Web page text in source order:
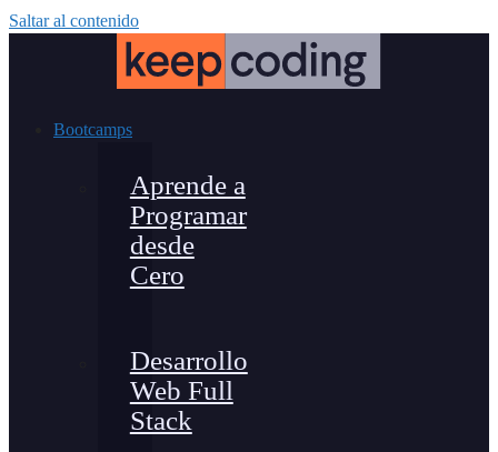
Saltar al contenido
Bootcamps
Aprende a
Programar
desde
Cero
Desarrollo
Web Full
Stack